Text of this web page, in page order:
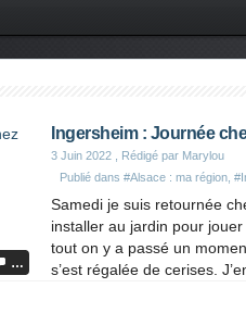
…
Ingersheim : Journée
3 Juin 2022 , Rédigé par Marylou
Publié dans #Alsace : ma région
Samedi je suis retournée
installer au jardin pour
tout on y a passé un
s’est régalée de cerises.